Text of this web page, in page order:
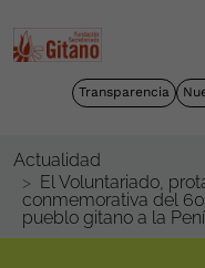
Transparencia
Actualidad
El Voluntariado,
conmemorativa del
pueblo gitano a la